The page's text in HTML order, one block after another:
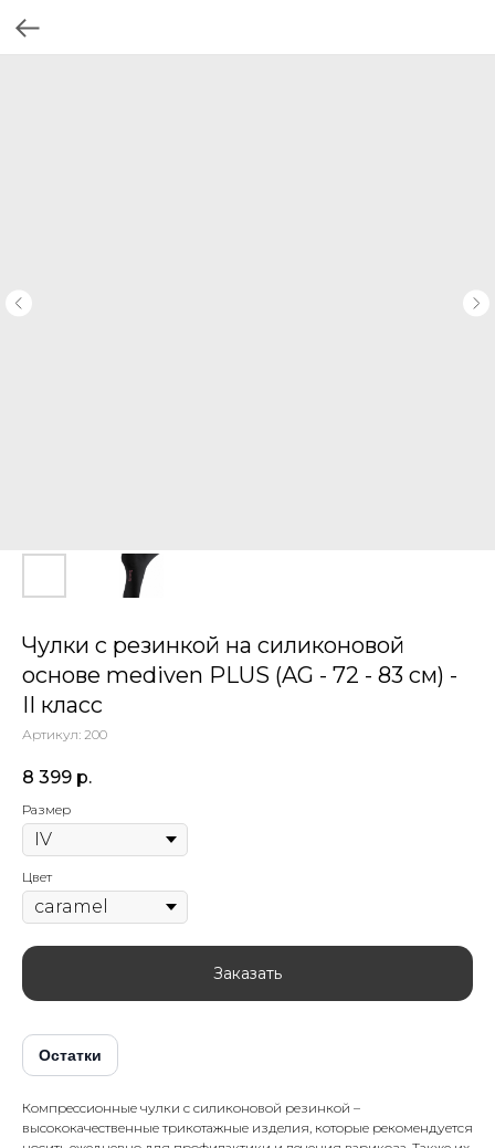
Чулки с резинкой на силиконовой
основе mediven PLUS (AG - 72 - 83 см) -
II класс
Артикул: 200
8 399 р.
Размер
Цвет
Заказать
Остатки
Компрессионные чулки с силиконовой резинкой –
высококачественные трикотажные изделия, которые рекомендуется